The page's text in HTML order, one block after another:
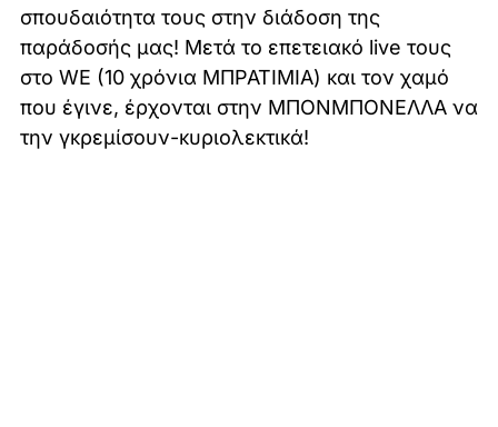
σπουδαιότητα τους στην διάδοση της
παράδοσής μας! Μετά το επετειακό live τους
στο WE (10 χρόνια ΜΠΡΑΤΙΜΙΑ) και τον χαμό
που έγινε, έρχονται στην ΜΠΟΝΜΠΟΝΕΛΛΑ να
την γκρεμίσουν-κυριολεκτικά!